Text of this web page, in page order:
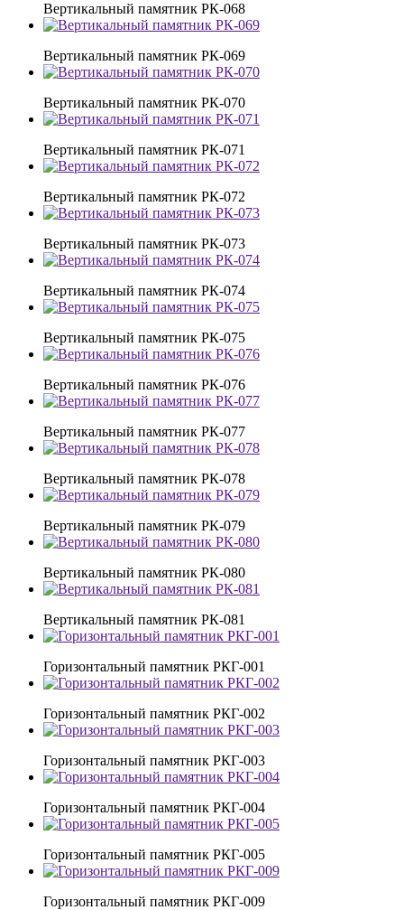
Вертикальный памятник РК-068
Вертикальный памятник РК-069
Вертикальный памятник РК-070
Вертикальный памятник РК-071
Вертикальный памятник РК-072
Вертикальный памятник РК-073
Вертикальный памятник РК-074
Вертикальный памятник РК-075
Вертикальный памятник РК-076
Вертикальный памятник РК-077
Вертикальный памятник РК-078
Вертикальный памятник РК-079
Вертикальный памятник РК-080
Вертикальный памятник РК-081
Горизонтальный памятник РКГ-001
Горизонтальный памятник РКГ-002
Горизонтальный памятник РКГ-003
Горизонтальный памятник РКГ-004
Горизонтальный памятник РКГ-005
Горизонтальный памятник РКГ-009